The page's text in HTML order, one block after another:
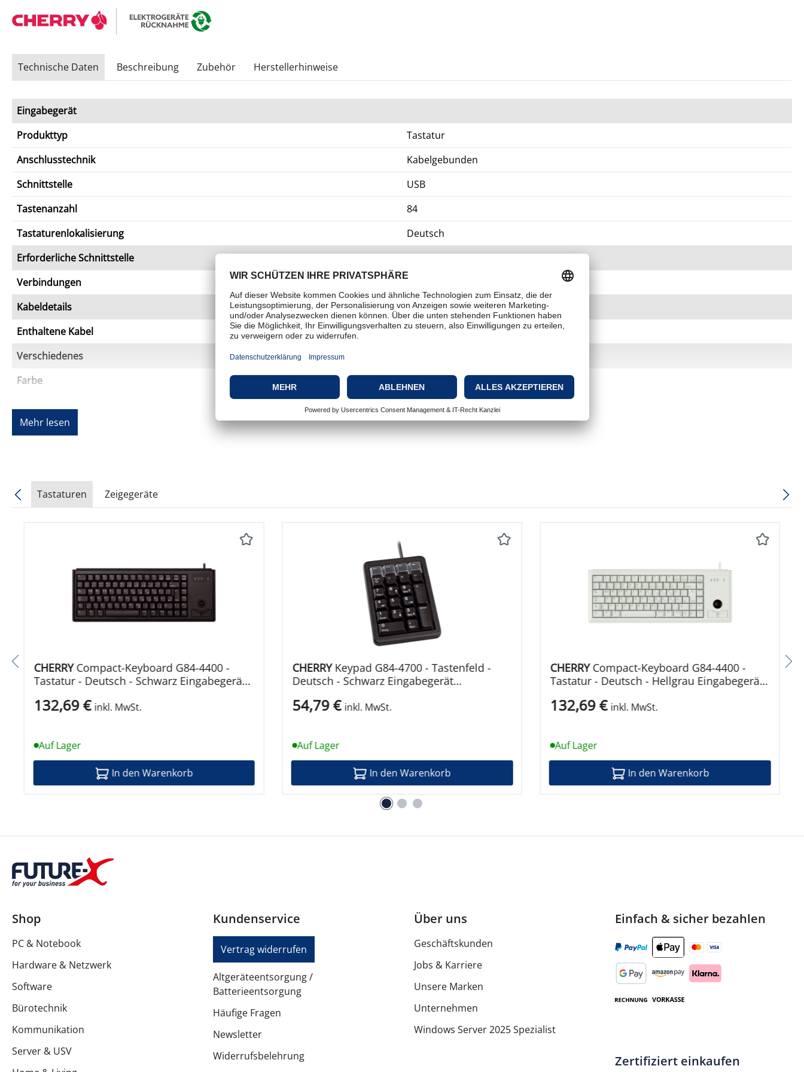
Technische Daten Beschreibung Zubehör Herstellerhinweise
Eingabegerät
Produkttyp
Tastatur
Anschlusstechnik
Kabelgebunden
Schnittstelle
USB
Tastenanzahl
84
Tastaturenlokalisierung
Deutsch
Erforderliche Schnittstelle
Verbindungen
1 x USB - 4-polig USB Typ A
Kabeldetails
Enthaltene Kabel
1 x USB-Kabel - 1.6 m
Verschiedenes
Farbe
Grau
MTBF
134,000 Stunden
Abmessungen und Gewicht
Breite
0,7 kg
Service und Support
3 Jahre Garantie
Service und Support
Begrenzte Garantie - 2 Jahre, Verlängerte Garantie - 1 Jahr
Umgebungsbedingungen
Max. Betriebstemperatur
Mehr lesen
Tastaturen
Zeigegeräte
CHERRYCompact-Keyboard G84-4400 -
Tastatur - Deutsch - Schwarz Eingabegerät
132,69 € inkl. MwSt.
Auf Lager
In den Warenkorb
CHERRYKeypad G84-4700 - Tastenfeld -
Deutsch - Schwarz Eingabegerät
54,79 € inkl. MwSt.
Auf Lager
In den Warenkorb
CHERRYCompact-Keyboard G84-4400 -
Tastatur - Deutsch - Hellgrau Eingabegerät
132,69 € inkl. MwSt.
Auf Lager
In den Warenkorb
Shop
PC & Notebook
Hardware & Netzwerk
Software
Bürotechnik
Kommunikation
Server & USV
Kundenservice
Vertrag widerrufen
Altgeräteentsorgung /
Batterieentsorgung
Häufige Fragen
Newsletter
Widerrufsbelehrung
Über uns
Geschäftskunden
Jobs & Karriere
Unsere Marken
Unternehmen
Windows Server 2025 Spezialist
Einfach & sicher bezahlen
Zertifiziert einkaufen